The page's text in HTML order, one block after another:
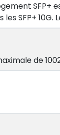
SFP+
SFP+
de